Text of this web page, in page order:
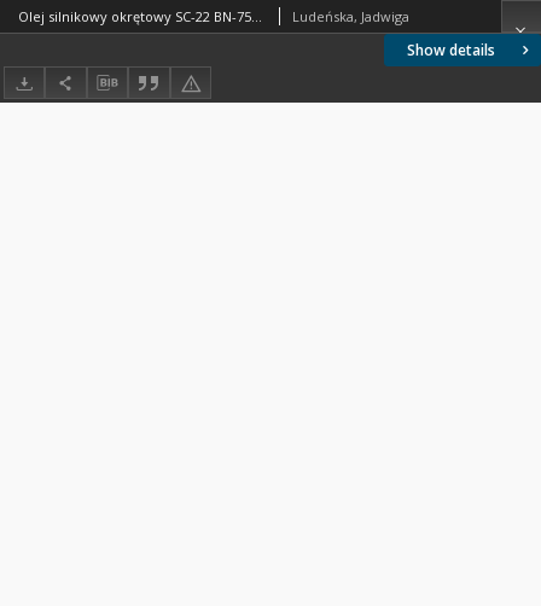
Show details
Olej silnikowy okrętowy SC-22 BN-75/0535-42 Ludeńska, Jadwiga